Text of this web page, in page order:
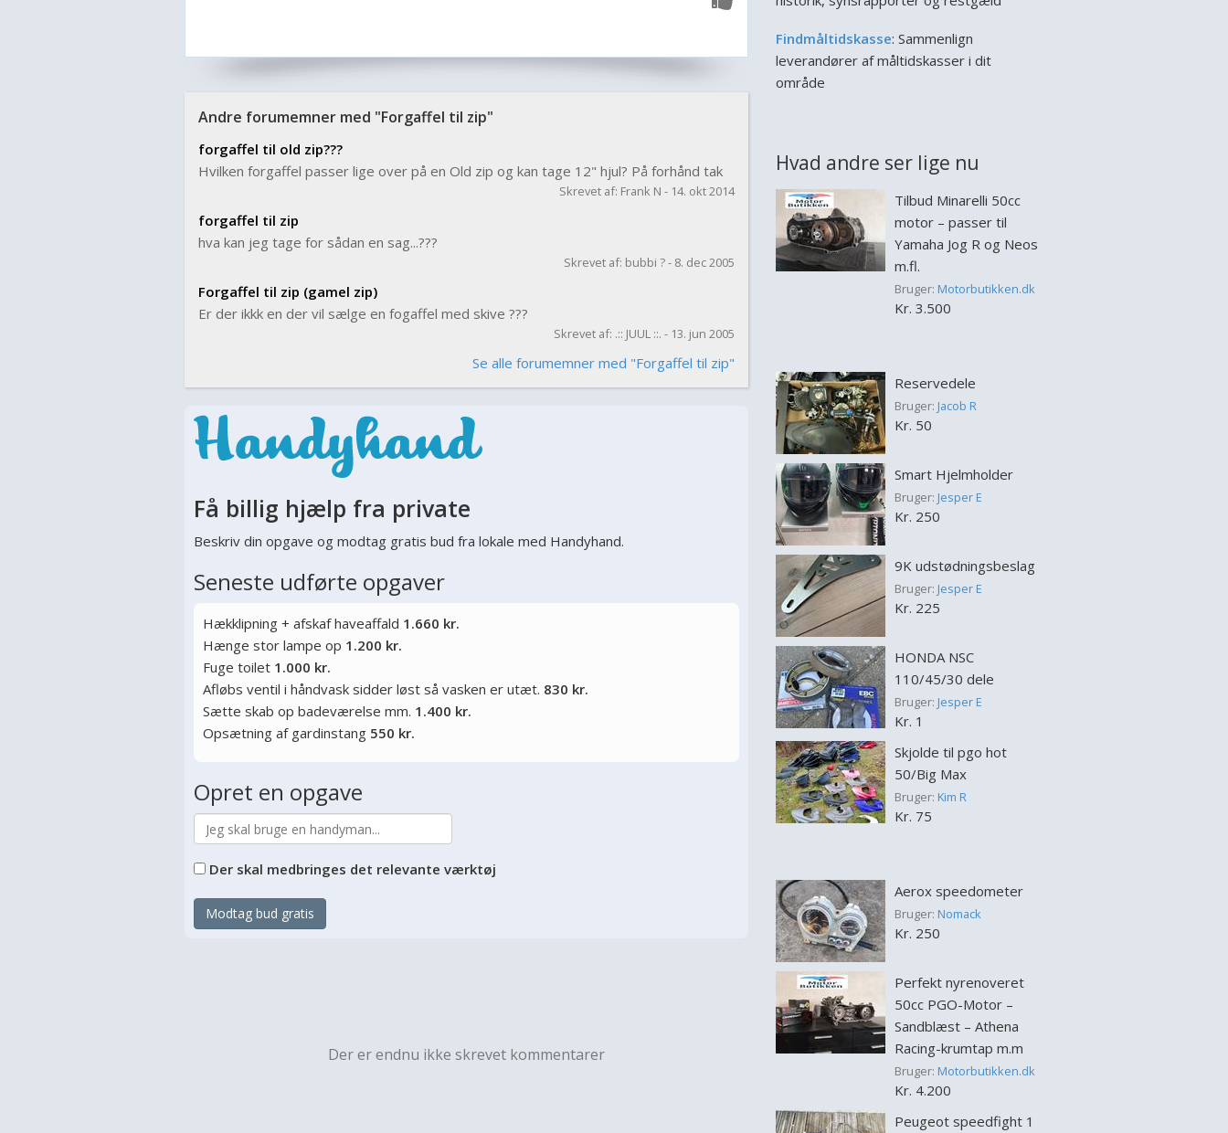
Andre forumemner med "Forgaffel til zip"
forgaffel til old zip???
Hvilken forgaffel passer lige over på en Old zip og kan tage 12" hjul? På forhånd tak
Skrevet af: Frank N - 14. okt 2014
forgaffel til zip
hva kan jeg tage for sådan en sag...???
Skrevet af: bubbi ? - 8. dec 2005
Forgaffel til zip (gamel zip)
Er der ikkk en der vil sælge en fogaffel med skive ???
Skrevet af: .:: JUUL ::. - 13. jun 2005
Se alle forumemner med "Forgaffel til zip"
Få billig hjælp fra private
Beskriv din opgave og modtag gratis bud fra lokale med Handyhand.
Seneste udførte opgaver
Hækklipning + afskaf haveaffald 1.660 kr.
Hænge stor lampe op 1.200 kr.
Fuge toilet 1.000 kr.
Afløbs ventil i håndvask sidder løst så vasken er utæt. 830 kr.
Sætte skab op badeværelse mm. 1.400 kr.
Opsætning af gardinstang 550 kr.
Opret en opgave
Der skal medbringes det relevante værktøj
Modtag bud gratis
Der er endnu ikke skrevet kommentarer
Findmåltidskasse: Sammenlign
leverandører af måltidskasser i dit
område
Hvad andre ser lige nu
Tilbud Minarelli 50cc
motor – passer til
Yamaha Jog R og Neos
m.fl.
Bruger: Motorbutikken.dk
Kr. 3.500
Reservedele
Bruger: Jacob R
Kr. 50
Smart Hjelmholder
Bruger: Jesper E
Kr. 250
9K udstødningsbeslag
Bruger: Jesper E
Kr. 225
HONDA NSC
110/45/30 dele
Bruger: Jesper E
Kr. 1
Skjolde til pgo hot
50/Big Max
Bruger: Kim R
Kr. 75
Aerox speedometer
Bruger: Nomack
Kr. 250
Perfekt nyrenoveret
50cc PGO-Motor –
Sandblæst – Athena
Racing-krumtap m.m
Bruger: Motorbutikken.dk
Kr. 4.200
Peugeot speedfight 1